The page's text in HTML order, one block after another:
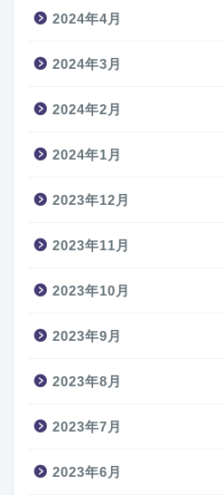
2024年4月
2024年3月
2024年2月
2024年1月
2023年12月
2023年11月
2023年10月
2023年9月
2023年8月
2023年7月
2023年6月